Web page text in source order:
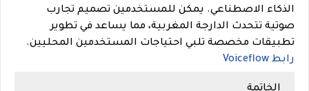
الذكاء الاصطناعي. يمكن للمستخدمين تصميم تجارب
صوتية تتحدث الدارجة المغربية، مما يساعد في تطوير
تطبيقات مخصصة تلبي احتياجات المستخدمين المحليين.
رابط Voiceflow